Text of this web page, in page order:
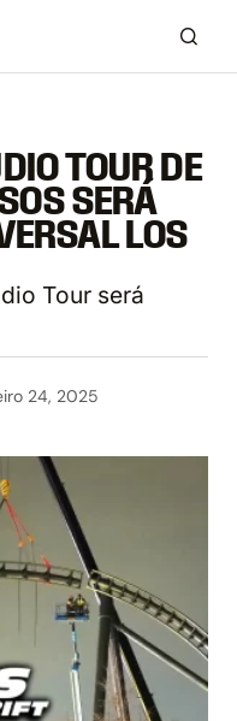
TOUR DE
SERÁ
LOS
Tour será
24, 2025